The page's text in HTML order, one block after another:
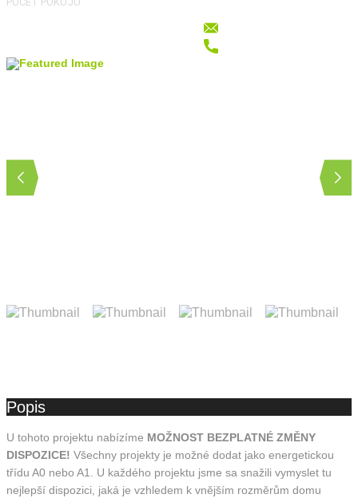
Popis
U tohoto projektu nabízíme MOŽNOST BEZPLATNÉ ZMĚNY
DISPOZICE! Všechny projekty je možné dodat jako energetickou
třídu A0 nebo A1. U každého projektu jsme sa snažili vymyslet tu
nejlepší dispozici, jaká je vzhledem k vnějším rozměrům domu